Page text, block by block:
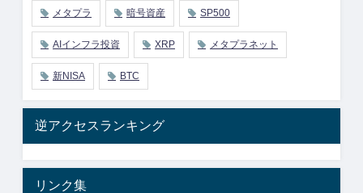
メタプラ 暗号資産 SP500
AIインフラ投資 XRP メタプラネット
新NISA BTC
逆アクセスランキング
リンク集